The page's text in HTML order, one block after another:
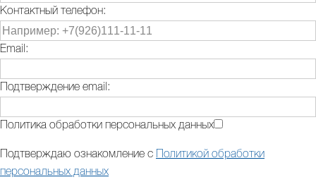
Контактный телефон:
Email:
Подтверждение email:
Политика обработки персональных данных
Подтверждаю ознакомление с
Политикой обработки
персональных данных